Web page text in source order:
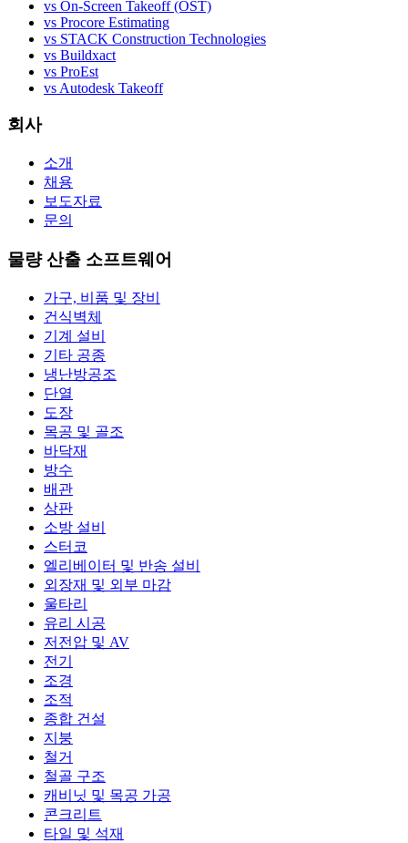
vs On-Screen Takeoff (OST)
vs Procore Estimating
vs STACK Construction Technologies
vs Buildxact
vs ProEst
vs Autodesk Takeoff
회사
소개
채용
보도자료
문의
물량 산출 소프트웨어
가구, 비품 및 장비
건식벽체
기계 설비
기타 공종
냉난방공조
단열
도장
목공 및 골조
바닥재
방수
배관
상판
소방 설비
스터코
엘리베이터 및 반송 설비
외장재 및 외부 마감
울타리
유리 시공
저전압 및 AV
전기
조경
조적
종합 건설
지붕
철거
철골 구조
캐비닛 및 목공 가공
콘크리트
타일 및 석재